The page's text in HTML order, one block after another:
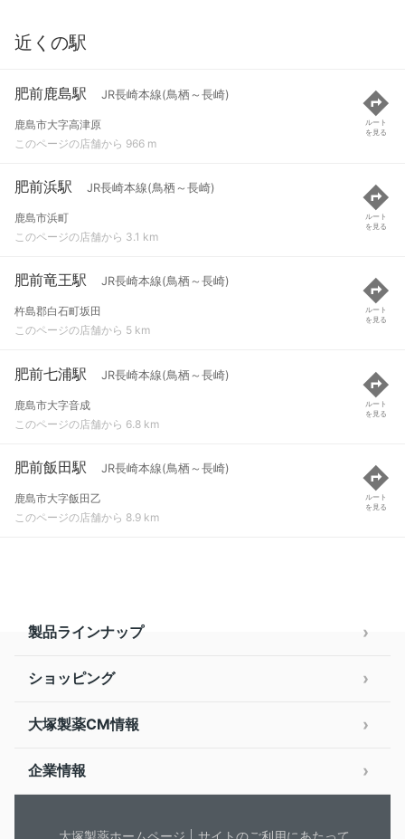
近くの駅
肥前鹿島駅 JR長崎本線(鳥栖～長崎)
鹿島市大字高津原
このページの店舗から 966 m
ルート
を見る
肥前浜駅 JR長崎本線(鳥栖～長崎)
鹿島市浜町
このページの店舗から 3.1 km
ルート
を見る
肥前竜王駅 JR長崎本線(鳥栖～長崎)
杵島郡白石町坂田
このページの店舗から 5 km
ルート
を見る
肥前七浦駅 JR長崎本線(鳥栖～長崎)
鹿島市大字音成
このページの店舗から 6.8 km
ルート
を見る
肥前飯田駅 JR長崎本線(鳥栖～長崎)
鹿島市大字飯田乙
このページの店舗から 8.9 km
ルート
を見る
製品ラインナップ
ショッピング
大塚製薬CM情報
企業情報